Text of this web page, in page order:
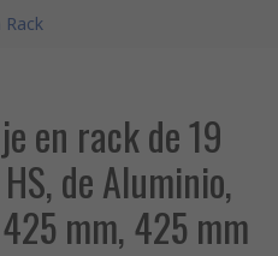
en rack de 19
de Aluminio,
mm, 425 mm